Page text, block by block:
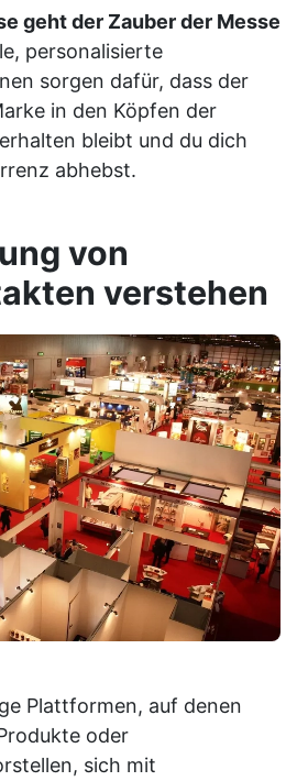
geht der Zauber der Messe
personalisierte
sorgen dafür, dass der
in den Köpfen der
bleibt und du dich
abhebst.
von
verstehen
Plattformen, auf denen
oder
sich mit